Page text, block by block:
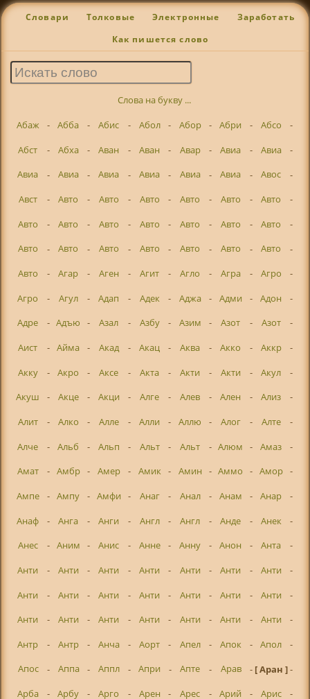
Словари Толковые Электронные Заработать
Как пишется слово
Слова на букву ...
Абаж
- Абба - Абис - Абол - Абор - Абри - Абсо
-
Абст
- Абха - Аван - Аван - Авар - Авиа - Авиа
-
Авиа
- Авиа - Авиа - Авиа - Авиа - Авиа - Авос
-
Авст
- Авто - Авто - Авто - Авто - Авто - Авто
-
Авто
- Авто - Авто - Авто - Авто - Авто - Авто
-
Авто
- Авто - Авто - Авто - Авто - Авто - Авто
-
Авто
- Агар - Аген - Агит - Агло - Агра - Агро
-
Агро
- Агул - Адап - Адек - Аджа - Адми - Адон
-
Адре
- Адъю - Азал - Азбу - Азим - Азот - Азот
-
Аист
- Айма - Акад - Акац - Аква - Акко - Аккр
-
Акку
- Акро - Аксе - Акта - Акти - Акти - Акул
-
Акуш
- Акце - Акци - Алге - Алев - Ален - Ализ
-
Алит
- Алко - Алле - Алли - Аллю - Алог - Алте
-
Алче
- Альб - Альп - Альт - Альт - Алюм - Амаз
-
Амат
- Амбр - Амер - Амик - Амин - Аммо - Амор -
Ампе
- Ампу - Амфи - Анаг - Анал - Анам - Анар
-
Анаф
- Анга - Анги - Англ - Англ - Анде - Анек
-
Анес
- Аним - Анис - Анне - Анну - Анон - Анта
-
Анти
- Анти - Анти - Анти - Анти - Анти - Анти
-
Анти
- Анти - Анти - Анти - Анти - Анти - Анти
-
Анти
- Анти - Анти - Анти - Анти - Анти - Анти
-
Антр
- Антр - Анча - Аорт - Апел - Апок - Апол
-
Апос
- Аппа - Аппл - Апри - Апте - Арав - [ Аран ]-
Арба
- Арбу - Арго - Арен - Арес - Арий - Арис
-